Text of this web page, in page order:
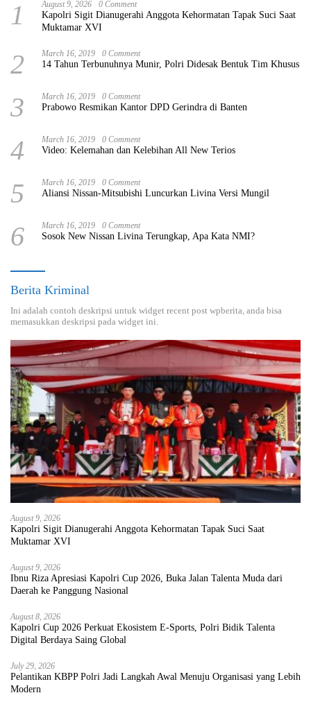
1 August 9, 2026 0 Comment
Kapolri Sigit Dianugerahi Anggota Kehormatan Tapak Suci Saat
Muktamar XVI
2 March 16, 2019 0 Comment
14 Tahun Terbunuhnya Munir, Polri Didesak Bentuk Tim Khusus
3 March 16, 2019 0 Comment
Prabowo Resmikan Kantor DPD Gerindra di Banten
4 March 16, 2019 0 Comment
Video: Kelemahan dan Kelebihan All New Terios
5 March 16, 2019 0 Comment
Aliansi Nissan-Mitsubishi Luncurkan Livina Versi Mungil
6 March 16, 2019 0 Comment
Sosok New Nissan Livina Terungkap, Apa Kata NMI?
Berita Kriminal
Ini adalah contoh deskripsi untuk widget recent post wpberita, anda bisa
memasukkan deskripsi pada widget ini.
August 9, 2026
Kapolri Sigit Dianugerahi Anggota Kehormatan Tapak Suci Saat
Muktamar XVI
August 9, 2026
Ibnu Riza Apresiasi Kapolri Cup 2026, Buka Jalan Talenta Muda dari
Daerah ke Panggung Nasional
August 8, 2026
Kapolri Cup 2026 Perkuat Ekosistem E-Sports, Polri Bidik Talenta
Digital Berdaya Saing Global
July 29, 2026
Pelantikan KBPP Polri Jadi Langkah Awal Menuju Organisasi yang Lebih
Modern